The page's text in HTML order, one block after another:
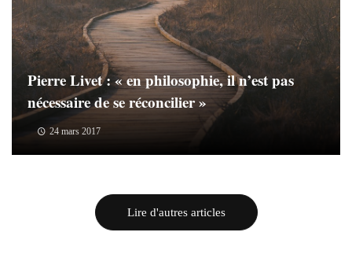
Pierre Livet : « en philosophie, il n’est pas
nécessaire de se réconcilier »
24 mars 2017
Lire d'autres articles